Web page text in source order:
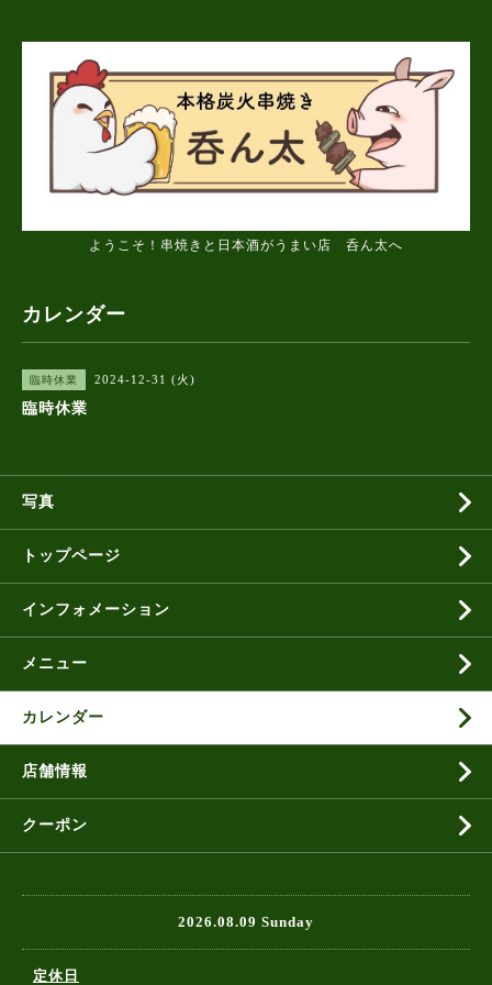
ようこそ！串焼きと日本酒がうまい店 呑ん太へ
カレンダー
臨時休業 2024-12-31 (火)
臨時休業
写真
トップページ
インフォメーション
メニュー
カレンダー
店舗情報
クーポン
2026.08.09 Sunday
定休日